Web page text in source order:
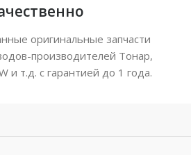
оригинальные запчасти
производителей Тонар,
и т.д. с гарантией до 1 года.